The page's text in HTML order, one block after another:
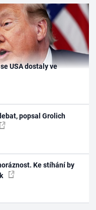
USA dostaly ve
popsal Grolich
Ke stíhání by